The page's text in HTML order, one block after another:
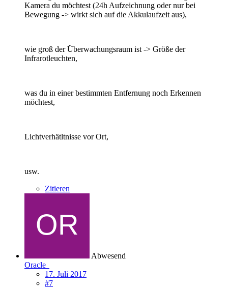
Kamera du möchtest (24h Aufzeichnung oder nur bei
Bewegung -> wirkt sich auf die Akkulaufzeit aus),
wie groß der Überwachungsraum ist -> Größe der
Infrarotleuchten,
was du in einer bestimmten Entfernung noch Erkennen
möchtest,
Lichtverhätltnisse vor Ort,
usw.
Zitieren
Abwesend
Oracle
17. Juli 2017
#7